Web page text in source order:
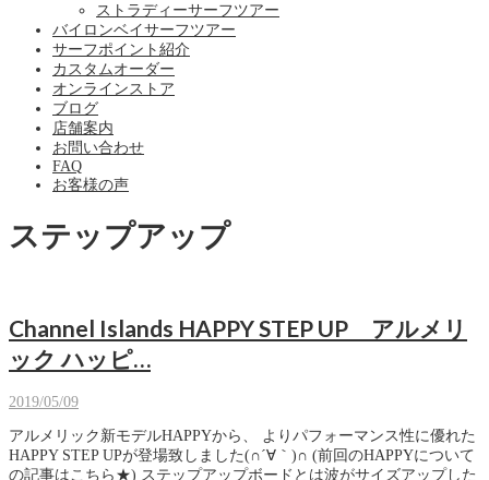
ストラディーサーフツアー
バイロンベイサーフツアー
サーフポイント紹介
カスタムオーダー
オンラインストア
ブログ
店舗案内
お問い合わせ
FAQ
お客様の声
ステップアップ
Channel Islands HAPPY STEP UP アルメリ
ック ハッピ…
2019/05/09
アルメリック新モデルHAPPYから、 よりパフォーマンス性に優れた
HAPPY STEP UPが登場致しました(∩´∀｀)∩ (前回のHAPPYについて
の記事はこちら★) ステップアップボードとは波がサイズアップした